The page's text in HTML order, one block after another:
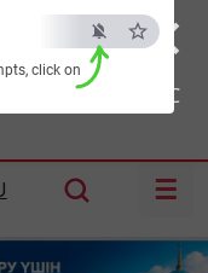
×
ESC
click on
Шымкент:38°C
☰